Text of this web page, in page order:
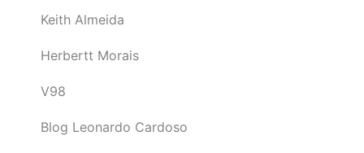
Keith Almeida
Herbertt Morais
V98
Blog Leonardo Cardoso